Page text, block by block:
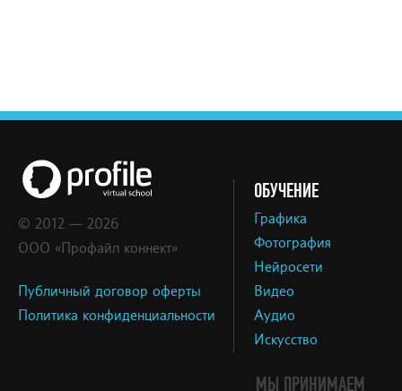
© 2012 — 2026
ООО «Профайл коннект»
Публичный договор оферты
Политика конфиденциальности
ОБУЧЕНИЕ
Графика
Фотография
Нейросети
Видео
Аудио
Искусство
МЫ ПРИНИМАЕМ